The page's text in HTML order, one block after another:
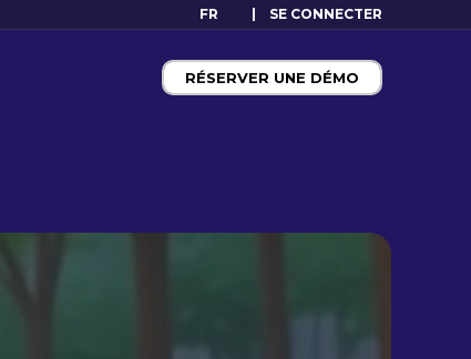
FR SE CONNECTER
RÉSERVER UNE DÉMO